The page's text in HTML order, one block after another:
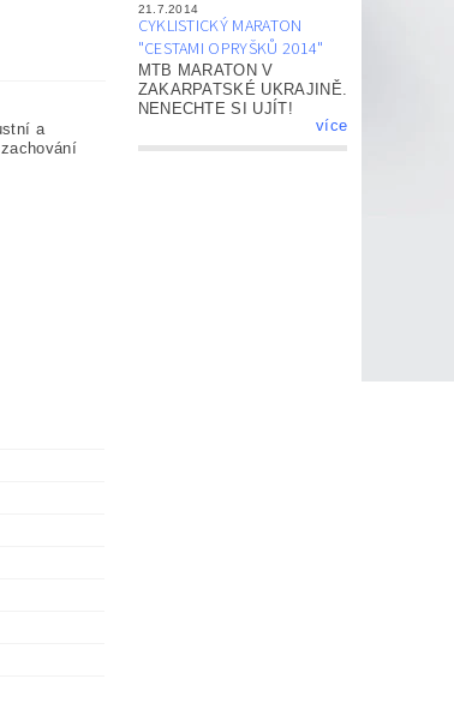
a
21.7.2014
CYKLISTICKÝ MARATON
"CESTAMI OPRYŠKŮ 2014"
MTB MARATON V
ZAKARPATSKÉ UKRAJINĚ.
NENECHTE SI UJÍT!
více